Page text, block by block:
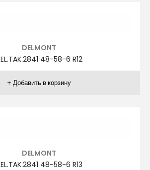
AGİBOSS
A.TAK.1261 66-72-4 R4
AGİBOSS
A.TAK.1261 66-72-4 R6